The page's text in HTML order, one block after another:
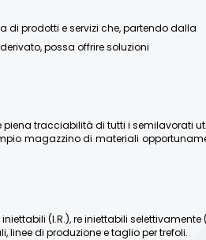
di prodotti e servizi che, partendo dalla
possa offrire soluzioni
tracciabilità di tutti i semilavorati
magazzino di materiali
(I.R.), re iniettabili selettivamente
linee di produzione e taglio per trefoli.